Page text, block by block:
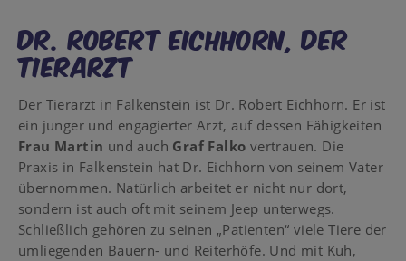
Dr. Robert Eichhorn, DER
TIERARZT
Der Tierarzt in Falkenstein ist Dr. Robert Eichhorn. Er ist
ein junger und engagierter Arzt, auf dessen Fähigkeiten
Frau Martin und auch Graf Falko vertrauen. Die
Praxis in Falkenstein hat Dr. Eichhorn von seinem Vater
übernommen. Natürlich arbeitet er nicht nur dort,
sondern ist auch oft mit seinem Jeep unterwegs.
Schließlich gehören zu seinen „Patienten“ viele Tiere der
umliegenden Bauern- und Reiterhöfe. Und mit Kuh,